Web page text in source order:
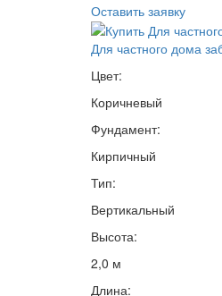
Оставить заявку
Для частного дома
Цвет:
Коричневый
Фундамент:
Кирпичный
Тип:
Вертикальный
Высота:
2,0 м
Длина: